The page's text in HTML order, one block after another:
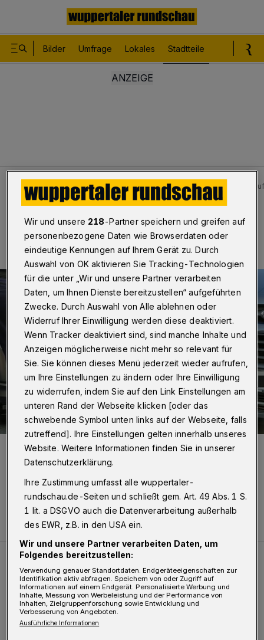
Bilder Umfrage Lokales Stadtteile
Stadtteile Heckinghausen - Oberbarmen Crash
Bilderstrecke
Crash auf der Kreuzung
Weitere Bilderstrecken
Sommer in der Elberfelder City
Wir und unsere 218-Partner speichern und greifen auf
personenbezogene Daten wie Browserdaten oder
eindeutige Kennungen auf Ihrem Gerät zu. Durch
Auswahl von OK aktivieren Sie Tracking-Technologien
für die unter „Wir und unsere Partner verarbeiten
Daten, um Ihnen Dienste bereitzustellen“ aufgeführten
Zwecke. Durch Auswahl von Alle ablehnen oder
Widerruf Ihrer Einwilligung werden diese deaktiviert.
Wenn Tracker deaktiviert sind, sind manche Inhalte und
Anzeigen möglicherweise nicht mehr so relevant für
Sie. Sie können dieses Menü jederzeit wieder aufrufen,
um Ihre Einstellungen zu ändern oder Ihre Einwilligung
zu widerrufen, indem Sie auf den Link Einstellungen am
unteren Rand der Webseite klicken [oder das
schwebende Symbol unten links auf der Webseite, falls
zutreffend]. Ihre Einstellungen gelten innerhalb unseres
Website. Weitere Informationen finden Sie in unserer
Datenschutzerklärung.
Ihre Zustimmung umfasst alle wuppertaler-
rundschau.de-Seiten und schließt gem. Art. 49 Abs. 1 S.
1 lit. a DSGVO auch die Datenverarbeitung außerhalb
des EWR, z.B. in den USA ein.
Wir und unsere Partner verarbeiten Daten, um
Folgendes bereitzustellen:
Verwendung genauer Standortdaten. Endgeräteeigenschaften zur
Identifikation aktiv abfragen. Speichern von oder Zugriff auf
Informationen auf einem Endgerät. Personalisierte Werbung und
Inhalte, Messung von Werbeleistung und der Performance von
Inhalten, Zielgruppenforschung sowie Entwicklung und
Verbesserung von Angeboten.
Ausführliche Informationen